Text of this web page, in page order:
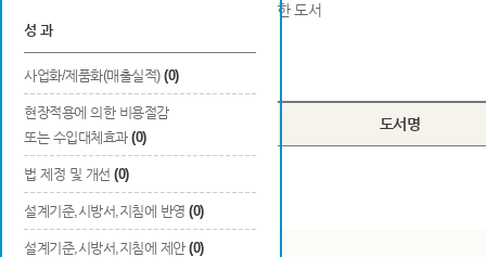
성 과
사업화/제품화(매출실적) (0)
현장적용에 의한 비용절감
또는 수입대체효과 (0)
법 제정 및 개선 (0)
설계기준,시방서,지침에 반영 (0)
설계기준,시방서,지침에 제안 (0)
※ 연구개발결과로 국내외 출판사를 통해 발행한 도서
Total0건
번호 구분 도서명